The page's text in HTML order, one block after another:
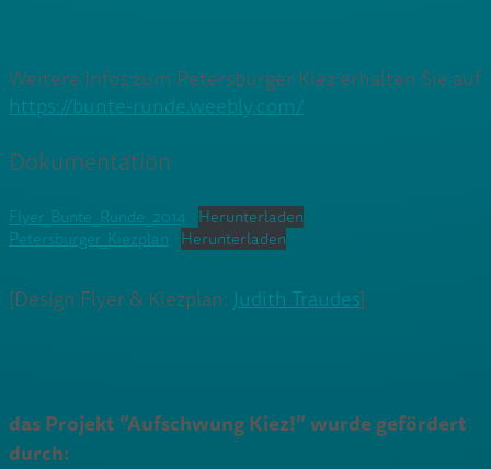
Weitere Infos zum Petersburger Kiez erhalten Sie auf
https://bunte-runde.weebly.com/
Dokumentation
Flyer_Bunte_Runde_2014
Herunterladen
Petersburger_Kiezplan
Herunterladen
[Design Flyer & Kiezplan: Judith Traudes]
das Projekt “Aufschwung Kiez!” wurde gefördert
durch: